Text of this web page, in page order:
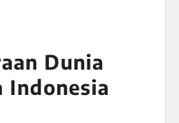
Dunia
Indonesia